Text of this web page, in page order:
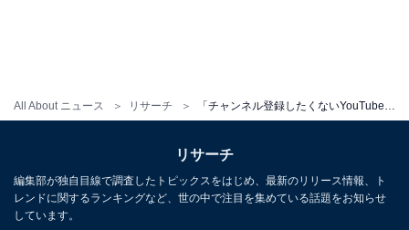
All About ニュース リサーチ
リサーチ
編集部が独自目線で調査したトピックスをはじめ、最新のリリース情報、ト
レンドに関するランキングなど、世の中で注目を集めている話題をお知らせ
しています。